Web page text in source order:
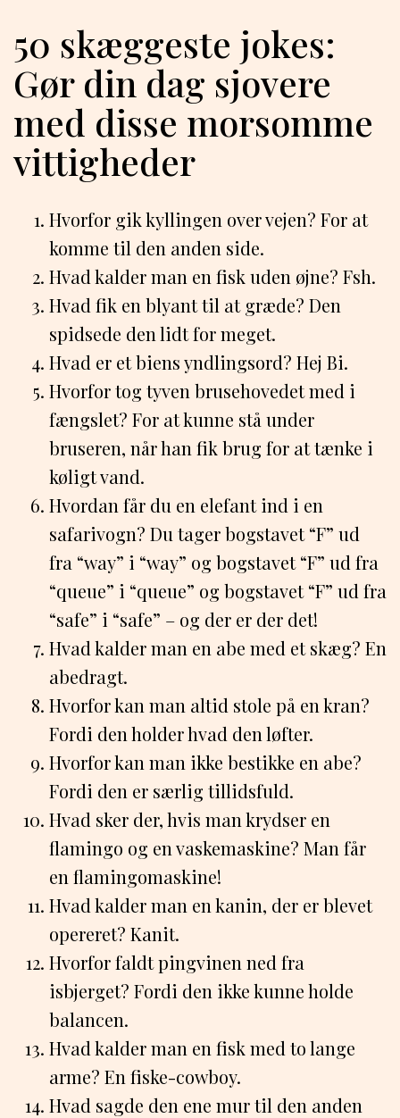
50 skæggeste jokes:
Gør din dag sjovere
med disse morsomme
vittigheder
Hvorfor gik kyllingen over vejen? For at
komme til den anden side.
Hvad kalder man en fisk uden øjne? Fsh.
Hvad fik en blyant til at græde? Den
spidsede den lidt for meget.
Hvad er et biens yndlingsord? Hej Bi.
Hvorfor tog tyven brusehovedet med i
fængslet? For at kunne stå under
bruseren, når han fik brug for at tænke i
køligt vand.
Hvordan får du en elefant ind i en
safarivogn? Du tager bogstavet “F” ud
fra “way” i “way” og bogstavet “F” ud fra
“queue” i “queue” og bogstavet “F” ud fra
“safe” i “safe” – og der er der det!
Hvad kalder man en abe med et skæg? En
abedragt.
Hvorfor kan man altid stole på en kran?
Fordi den holder hvad den løfter.
Hvorfor kan man ikke bestikke en abe?
Fordi den er særlig tillidsfuld.
Hvad sker der, hvis man krydser en
flamingo og en vaskemaskine? Man får
en flamingomaskine!
Hvad kalder man en kanin, der er blevet
opereret? Kanit.
Hvorfor faldt pingvinen ned fra
isbjerget? Fordi den ikke kunne holde
balancen.
Hvad kalder man en fisk med to lange
arme? En fiske-cowboy.
Hvad sagde den ene mur til den anden